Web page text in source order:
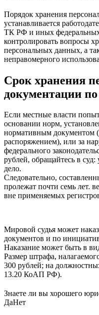
Порядок хранения
устанавливается
ТК РФ и иных федеральных
контролировать вопросы
персональных данных, а
неправомерного
Срок хранения
документации
Если местные власти
основании норм,
нормативным документом
распоряжением), или за
федерального
рублей, обращайтесь в
дело.
Следовательно,
пролежат почти семь лет.
вне применяемых
Мировой судья может
до­кументов и по
Наказание может быть в
Размер штрафа,
300 рублей; на
13.20 КоАП РФ).
Знаете ли вы хорошего
ДаНет